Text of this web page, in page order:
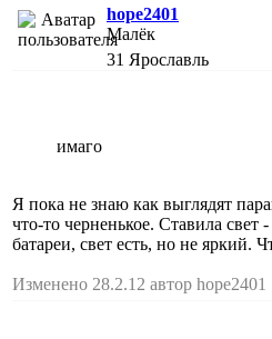
hope2401
Малёк
31 Ярославль
имаго
Я пока не знаю как выглядят
что-то черненькое. Ставила свет
батареи, свет есть, но не яркий.
Изменено 28.2.12 автор hope2401